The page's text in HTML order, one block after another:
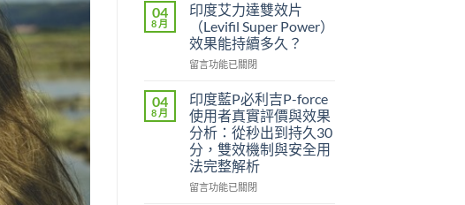
04
8 月
印度艾力達雙效片
（Levifil Super Power）
效果能持續多久？
在
度
艾
力
達
雙
效
片
留言功能已關閉
04
8 月
印度藍P必利吉P-force
使用者真實評價與效果
分析：從秒出到持久30
分，雙效機制與安全用
法完整解析
在
留言功能已關閉